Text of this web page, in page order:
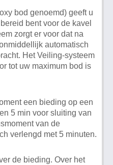
bod genoemd) geeft u
bent voor de kavel
zorgt er voor dat na
automatisch
Het Veiling-systeem
tot uw maximum bod is
een bieding op een
5 min voor sluiting van
van de
verlengd met 5 minuten.
de bieding. Over het